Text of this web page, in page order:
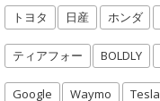
トヨタ 日産 ホンダ
ティアフォー BOLDLY
Google Waymo Tesla